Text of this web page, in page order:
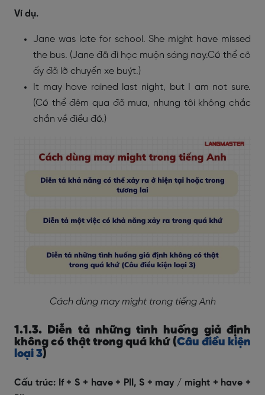
Ví dụ.
Jane was late for school. She might have missed
the bus. (Jane đã đi học muộn sáng nay.Có thể cô
ấy đã lỡ chuyến xe buýt.)
It may have rained last night, but I am not sure.
(Có thể đêm qua đã mưa, nhưng tôi không chắc
chắn về điều đó.)
Cách dùng may might trong tiếng Anh
1.1.3. Diễn tả những tình huống giả định
không có thật trong quá khứ (Câu điều kiện
loại 3)
Cấu trúc: If + S + have + PII, S + may / might + have +